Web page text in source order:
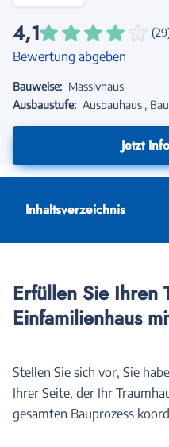
4,1
Bewertung abgeben
Bauweise: Massivhaus
Ausbaustufe: Ausbauhaus
Jetzt
Inhaltsverzeichnis
Erfüllen Sie Ihren
Einfamilienhaus
Stellen Sie sich vor, Sie
Ihrer Seite, der Ihr
gesamten Bauprozess